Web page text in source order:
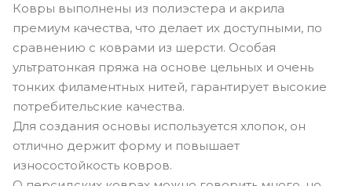
Ковры выполнены из полиэстера и акрила
премиум качества, что делает их доступными, по
сравнению с коврами из шерсти. Особая
ультратонкая пряжа на основе цельных и очень
тонких филаментных нитей, гарантирует высокие
потребительские качества.
Для создания основы используется хлопок, он
отлично держит форму и повышает
износостойкость ковров.